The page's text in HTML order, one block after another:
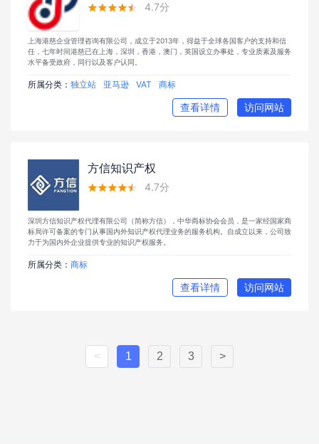
 4.7分
上海港慈企业管理咨询有限公司，成立于2013年，得益于全球各国客户的支持和信
任，七年时间港慈已在上海，深圳，香港，澳门，英国设立办事处，专业质素及服务
水平备受政府，同行以及客户认同。
所属分类： 独立站 亚马逊 VAT 商标
查看详情 访问网站
方信知识产权
 4.7分
深圳方信知识产权代理有限公司（简称方信），中华商标协会会员，是一家经国家商
标局许可备案的专门从事国内外知识产权代理业务的服务机构。自成立以来，公司致
力于为国内外企业提供专业的知识产权服务。
所属分类： 商标
查看详情 访问网站
< 1 2 3 >